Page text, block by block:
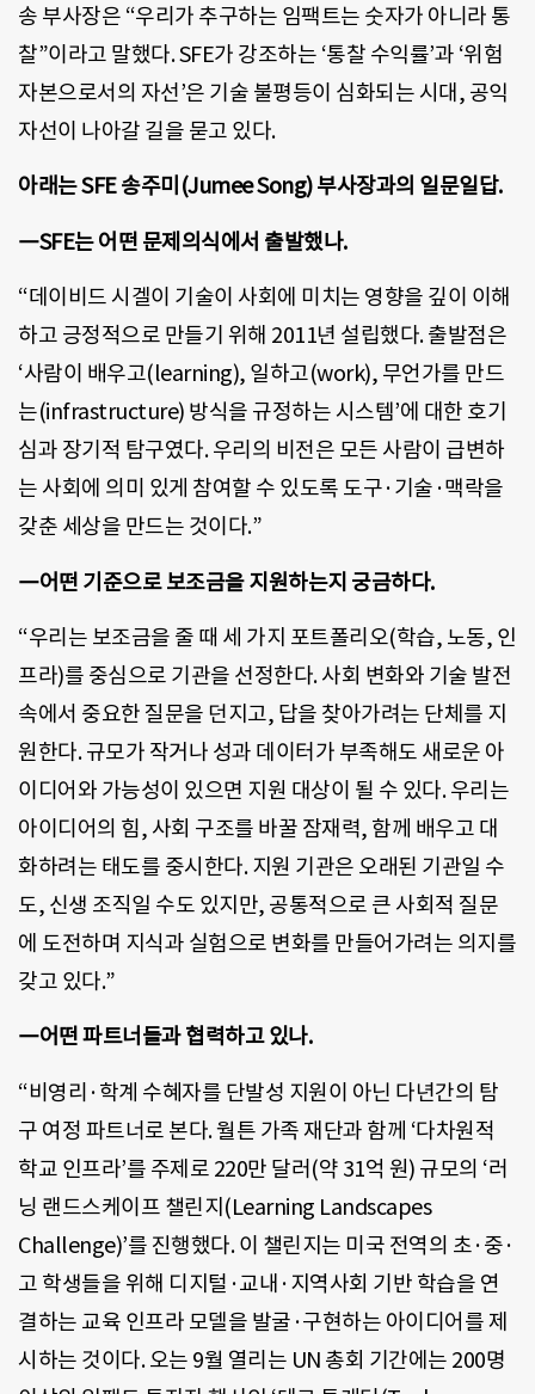
송 부사장은 “우리가 추구하는 임팩트는 숫자가 아니라 통
찰”이라고 말했다. SFE가 강조하는 ‘통찰 수익률’과 ‘위험
자본으로서의 자선’은 기술 불평등이 심화되는 시대, 공익
자선이 나아갈 길을 묻고 있다.
아래는 SFE 송주미(Jumee Song) 부사장과의 일문일답.
―SFE는 어떤 문제의식에서 출발했나.
“데이비드 시겔이 기술이 사회에 미치는 영향을 깊이 이해
하고 긍정적으로 만들기 위해 2011년 설립했다. 출발점은
‘사람이 배우고(learning), 일하고(work), 무언가를 만드
는(infrastructure) 방식을 규정하는 시스템’에 대한 호기
심과 장기적 탐구였다. 우리의 비전은 모든 사람이 급변하
는 사회에 의미 있게 참여할 수 있도록 도구·기술·맥락을
갖춘 세상을 만드는 것이다.”
―어떤 기준으로 보조금을 지원하는지 궁금하다.
“우리는 보조금을 줄 때 세 가지 포트폴리오(학습, 노동, 인
프라)를 중심으로 기관을 선정한다. 사회 변화와 기술 발전
속에서 중요한 질문을 던지고, 답을 찾아가려는 단체를 지
원한다. 규모가 작거나 성과 데이터가 부족해도 새로운 아
이디어와 가능성이 있으면 지원 대상이 될 수 있다. 우리는
아이디어의 힘, 사회 구조를 바꿀 잠재력, 함께 배우고 대
화하려는 태도를 중시한다. 지원 기관은 오래된 기관일 수
도, 신생 조직일 수도 있지만, 공통적으로 큰 사회적 질문
에 도전하며 지식과 실험으로 변화를 만들어가려는 의지를
갖고 있다.”
―어떤 파트너들과 협력하고 있나.
“비영리·학계 수혜자를 단발성 지원이 아닌 다년간의 탐
구 여정 파트너로 본다. 월튼 가족 재단과 함께 ‘다차원적
학교 인프라’를 주제로 220만 달러(약 31억 원) 규모의 ‘러
닝 랜드스케이프 챌린지(Learning Landscapes
Challenge)’를 진행했다. 이 챌린지는 미국 전역의 초·중·
고 학생들을 위해 디지털·교내·지역사회 기반 학습을 연
결하는 교육 인프라 모델을 발굴·구현하는 아이디어를 제
시하는 것이다. 오는 9월 열리는 UN 총회 기간에는 200명